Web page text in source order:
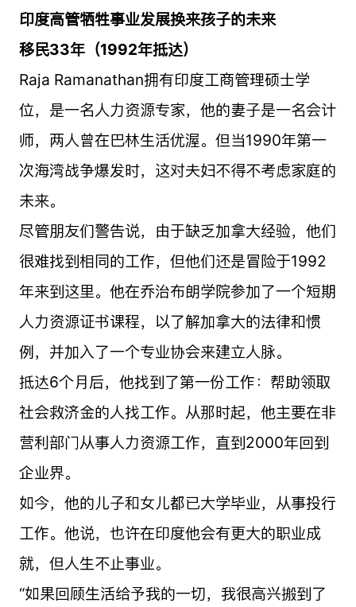
印度高管牺牲事业发展换来孩子的未来
移民33年（1992年抵达）
Raja Ramanathan拥有印度工商管理硕士学
位，是一名人力资源专家，他的妻子是一名会计
师，两人曾在巴林生活优渥。但当1990年第一
次海湾战争爆发时，这对夫妇不得不考虑家庭的
未来。
尽管朋友们警告说，由于缺乏加拿大经验，他们
很难找到相同的工作，但他们还是冒险于1992
年来到这里。他在乔治布朗学院参加了一个短期
人力资源证书课程，以了解加拿大的法律和惯
例，并加入了一个专业协会来建立人脉。
抵达6个月后，他找到了第一份工作：帮助领取
社会救济金的人找工作。从那时起，他主要在非
营利部门从事人力资源工作，直到2000年回到
企业界。
如今，他的儿子和女儿都已大学毕业，从事投行
工作。他说，也许在印度他会有更大的职业成
就，但人生不止事业。
“如果回顾生活给予我的一切，我很高兴搬到了